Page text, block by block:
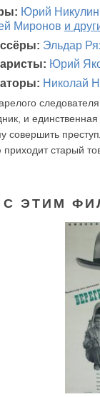
Юрий Никулин
Миронов и
Эльдар
Юрий
Николай
и
совершить
старый
С ЭТИМ